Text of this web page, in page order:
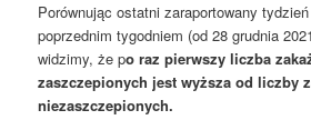
Porównując ostatni zaraportowany
poprzednim tygodniem (od 28 grudnia
widzimy, że po raz pierwszy liczba
zaszczepionych jest wyższa od liczby
niezaszczepionych.